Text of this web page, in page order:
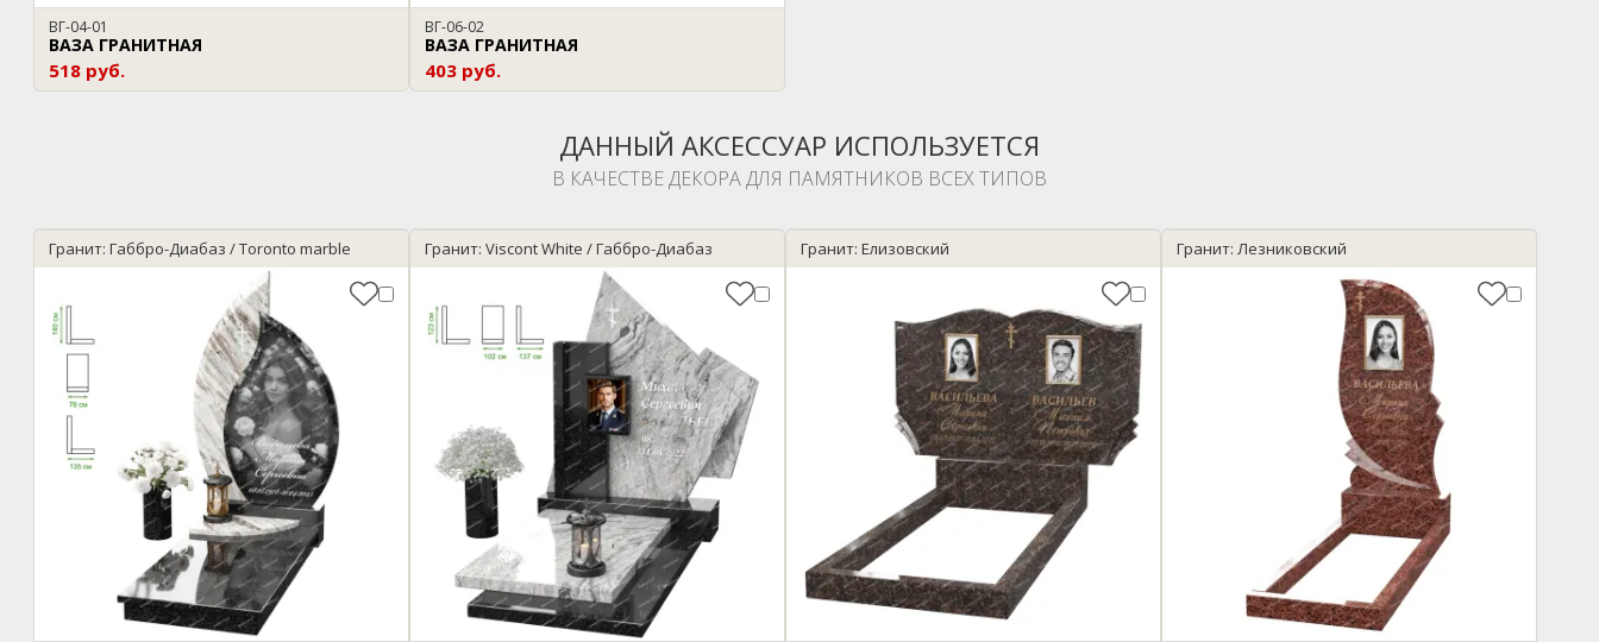
ВГ-04-01
ВАЗА ГРАНИТНАЯ
518 руб.
ВГ-06-02
ВАЗА ГРАНИТНАЯ
403 руб.
ДАННЫЙ АКСЕССУАР ИСПОЛЬЗУЕТСЯ
В КАЧЕСТВЕ ДЕКОРА ДЛЯ ПАМЯТНИКОВ ВСЕХ ТИПОВ
Гранит: Габбро-Диабаз / Toronto marble Гранит: Viscont White / Габбро-Диабаз Гранит: Елизовский Гранит: Лезниковский